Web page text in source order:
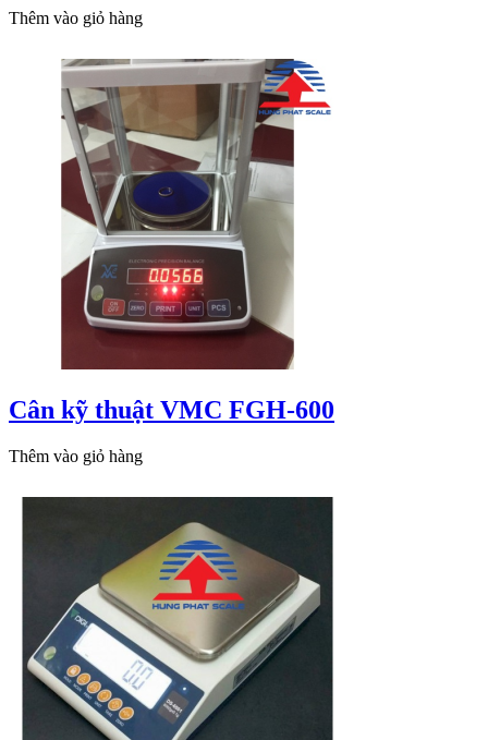
Thêm vào giỏ hàng
Cân kỹ thuật VMC FGH-600
Thêm vào giỏ hàng